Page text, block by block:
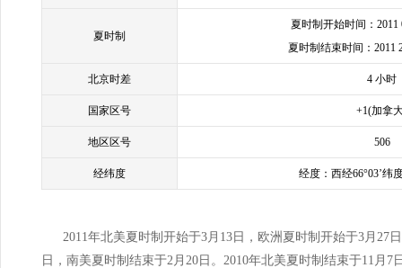
夏时制
夏时制开始时间：2011
夏时制结束时间：2011
北京时差 4 小时
国家区号 +1(加拿
地区区号 506
经纬度 经度：西经66°03’纬
2011年北美夏时制开始于3月13日，欧洲夏时制开始于3月27
日，南美夏时制结束于2月20日。2010年北美夏时制结束于11月7